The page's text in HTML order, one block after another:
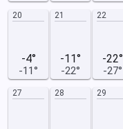
20
-4°
-11°
21
-11°
-22°
22
-22°
-27°
27 28 29